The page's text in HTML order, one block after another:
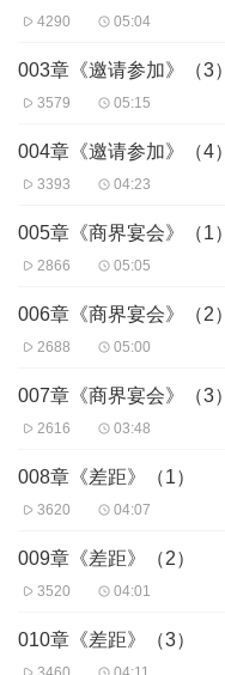
4290 05:04
003章《邀请参加》（3）
3579 05:15
004章《邀请参加》（4）
3393 04:23
005章《商界宴会》（1）
2866 05:05
006章《商界宴会》（2）
2688 05:00
007章《商界宴会》（3）
2616 03:48
008章《差距》（1）
3620 04:07
009章《差距》（2）
3520 04:01
010章《差距》（3）